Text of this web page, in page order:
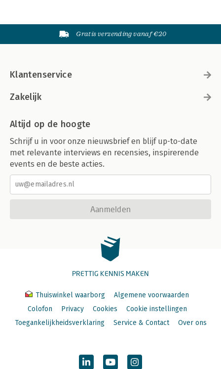
Gratis verzending vanaf €20
Klantenservice
Zakelijk
Altijd op de hoogte
Schrijf u in voor onze nieuwsbrief en blijf up-to-date
met relevante interviews en recensies, inspirerende
events en de beste acties.
Aanmelden
PRETTIG KENNIS MAKEN
Thuiswinkel waarborg
Algemene voorwaarden
Colofon
Privacy Cookies
Cookie instellingen
Toegankelijkheidsverklaring
Service & Contact Over ons